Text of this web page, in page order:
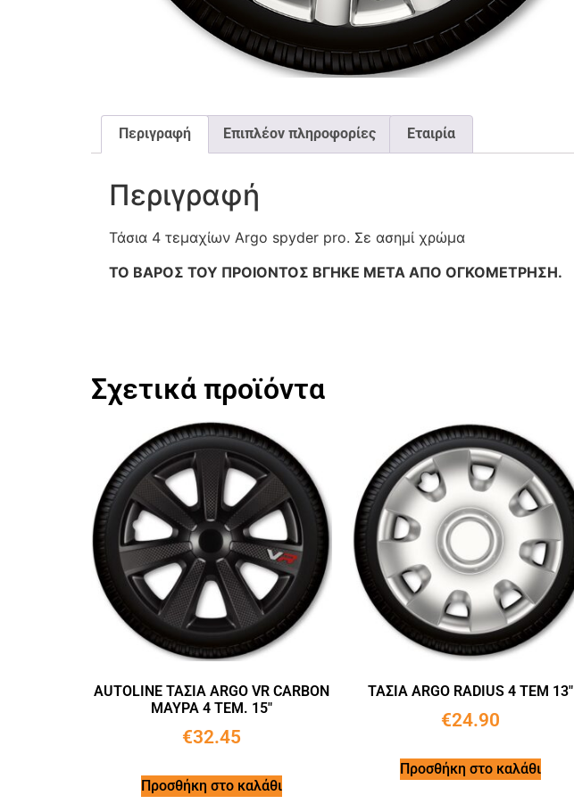
Περιγραφή Επιπλέον πληροφορίες Εταιρία
Περιγραφή
Τάσια 4 τεμαχίων Argo spyder pro. Σε ασημί χρώμα
ΤΟ ΒΑΡΟΣ ΤΟΥ ΠΡΟΙΟΝΤΟΣ ΒΓΗΚΕ ΜΕΤΑ ΑΠΟ ΟΓΚΟΜΕΤΡΗΣΗ.
Σχετικά προϊόντα
AUTOLINE ΤΑΣΙΑ ARGO VR CARBON
ΜΑΥΡΑ 4 ΤΕΜ. 15″
€32.45
Προσθήκη στο καλάθι
ΤΑΣΙΑ ARGO RADIUS 4 ΤΕΜ 13″
€24.90
Προσθήκη στο καλάθι